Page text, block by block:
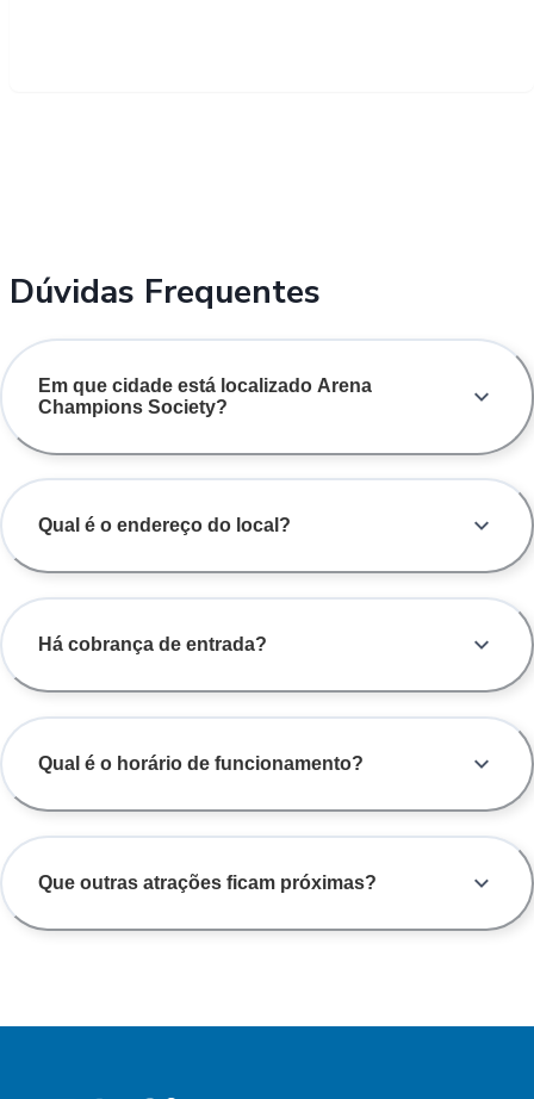
Dúvidas Frequentes
Em que cidade está localizado Arena
Champions Society?
Qual é o endereço do local?
Há cobrança de entrada?
Qual é o horário de funcionamento?
Que outras atrações ficam próximas?